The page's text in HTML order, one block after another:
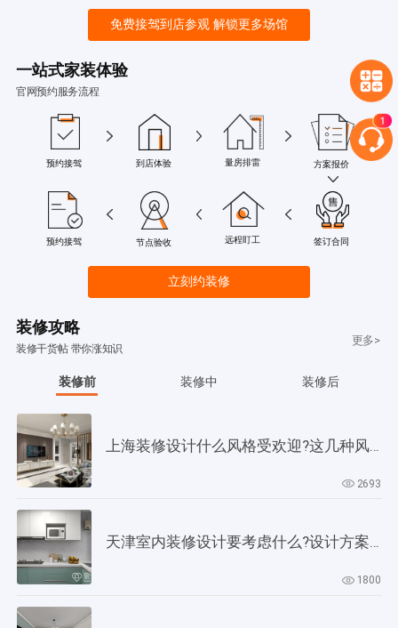
免费接驾到店参观 解锁更多场馆
一站式家装体验
官网预约服务流程
预约接驾 到店体验 量房排雷 方案报价
预约接驾 节点验收 远程盯工 签订合同
立刻约装修
装修攻略
装修干货帖 带你涨知识
更多>
装修前 装修中 装修后
上海装修设计什么风格受欢迎?这几种风格是当下正流行!
2693
天津室内装修设计要考虑什么?设计方案要以此为依据!
1800